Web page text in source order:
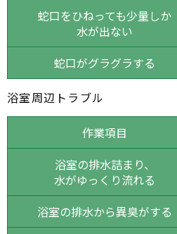
蛇口をひねっても少量しか
水が出ない
蛇口がグラグラする
浴室周辺トラブル
作業項目
浴室の排水詰まり、
水がゆっくり流れる
浴室の排水から異臭がする